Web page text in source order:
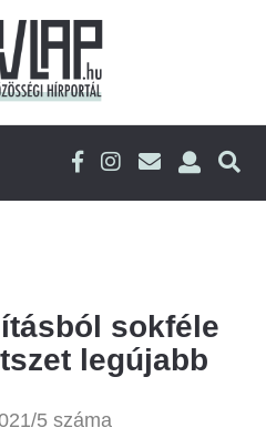
sokféle
legújabb
5 száma